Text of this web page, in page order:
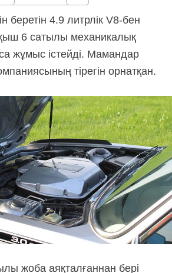
беретін 4.9 литрлікV8-бен
6 сатылы механикалық
жұмыс істейді. Мамандар
тірегін орнатқан.
жоба аяқталғаннан бері